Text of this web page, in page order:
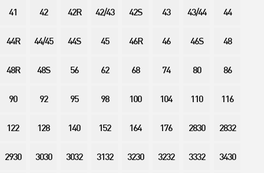
41 42 42R 42/43 42S 43 43/44 44
44R 44/45 44S 45 46R 46 46S 48
48R 48S 56 62 68 74 80 86
90 92 95 98 100 104 110 116
122 128 140 152 164 176 2830 2832
2930 3030 3032 3132 3230 3232 3332 3430